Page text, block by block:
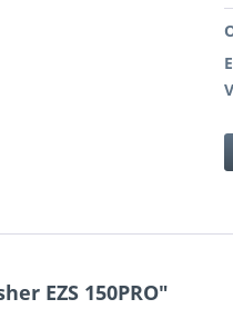
EZS 150PRO"